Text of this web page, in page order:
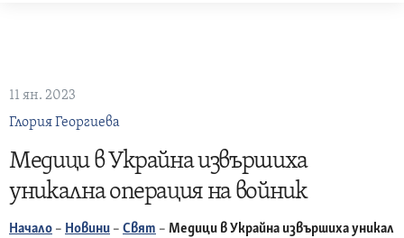
11 ян. 2023
Глория Георгиева
Медици в Украйна извършиха
уникална операция на войник
Начало – Новини – Свят – Медици в Украйна извършиха